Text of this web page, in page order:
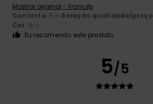
Mostrar original - Francês
Conforto: 5 /5 Relação qualidade/preço
Cor: 5/5
Eu recomendo este produto
5/5